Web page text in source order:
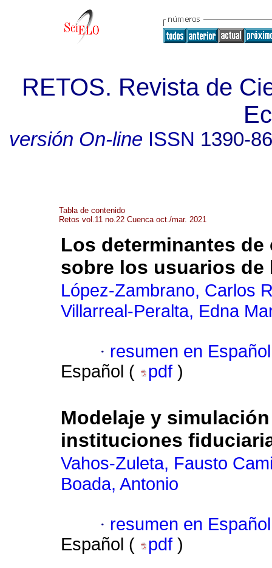
RETOS. Revista de
versión On-lineISSN 1390-
Tabla de contenido
Retos vol.11 no.22 Cuenca oct./mar. 2021
Los determinantes
sobre los usuarios de
López-Zambrano, Carlos
Villarreal-Peralta, Edna
· resumen en Español
Español (
pdf )
Modelaje y
instituciones
Vahos-Zuleta, Fausto
Boada, Antonio
· resumen en Español
Español (
pdf )